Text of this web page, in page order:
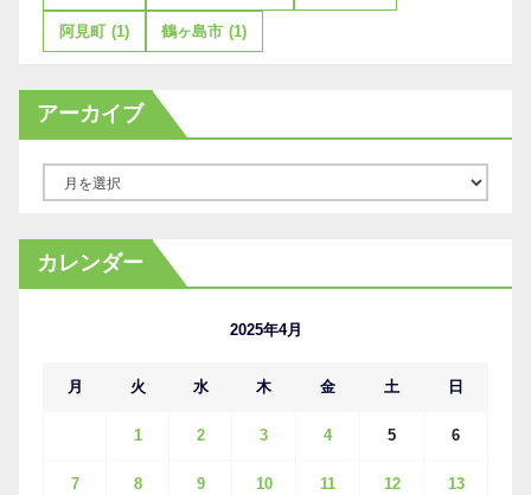
阿見町 (1) 鶴ヶ島市 (1)
アーカイブ
カ
イ
カレンダー
2025年4月
月 火 水 木 金 土 日
1 2 3 4 5 6
7 8 9 10 11 12 13